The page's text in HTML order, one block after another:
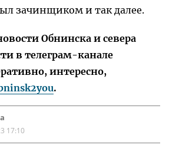
зачинщиком и так далее.
Обнинска и севера
в телеграм-канале
интересно,
.
17:10